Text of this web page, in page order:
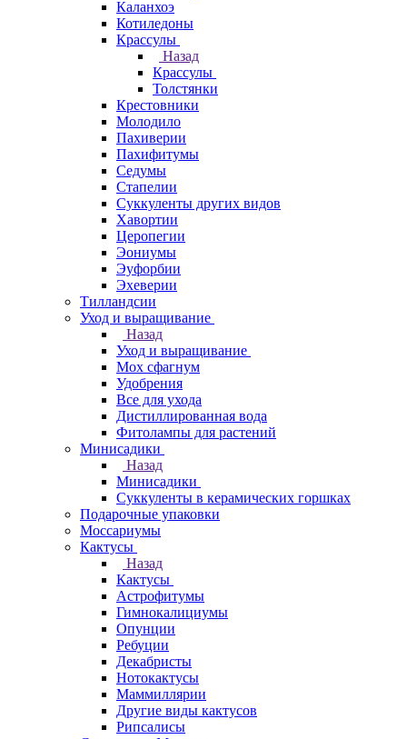
Каланхоэ
Котиледоны
Крассулы
Назад
Крассулы
Толстянки
Крестовники
Молодило
Пахиверии
Пахифитумы
Седумы
Стапелии
Суккуленты других видов
Хавортии
Церопегии
Эониумы
Эуфорбии
Эхеверии
Тилландсии
Уход и выращивание
Назад
Уход и выращивание
Мох сфагнум
Удобрения
Все для ухода
Дистиллированная вода
Фитолампы для растений
Минисадики
Назад
Минисадики
Суккуленты в керамических горшках
Подарочные упаковки
Моссариумы
Кактусы
Назад
Кактусы
Астрофитумы
Гимнокалициумы
Опунции
Ребуции
Декабристы
Нотокактусы
Маммиллярии
Другие виды кактусов
Рипсалисы